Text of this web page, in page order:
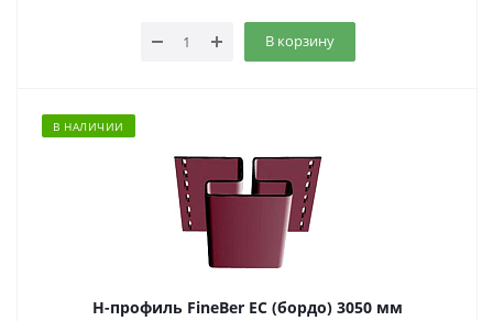
В корзину
В НАЛИЧИИ
Н-профиль FineBer EC (бордо) 3050 мм